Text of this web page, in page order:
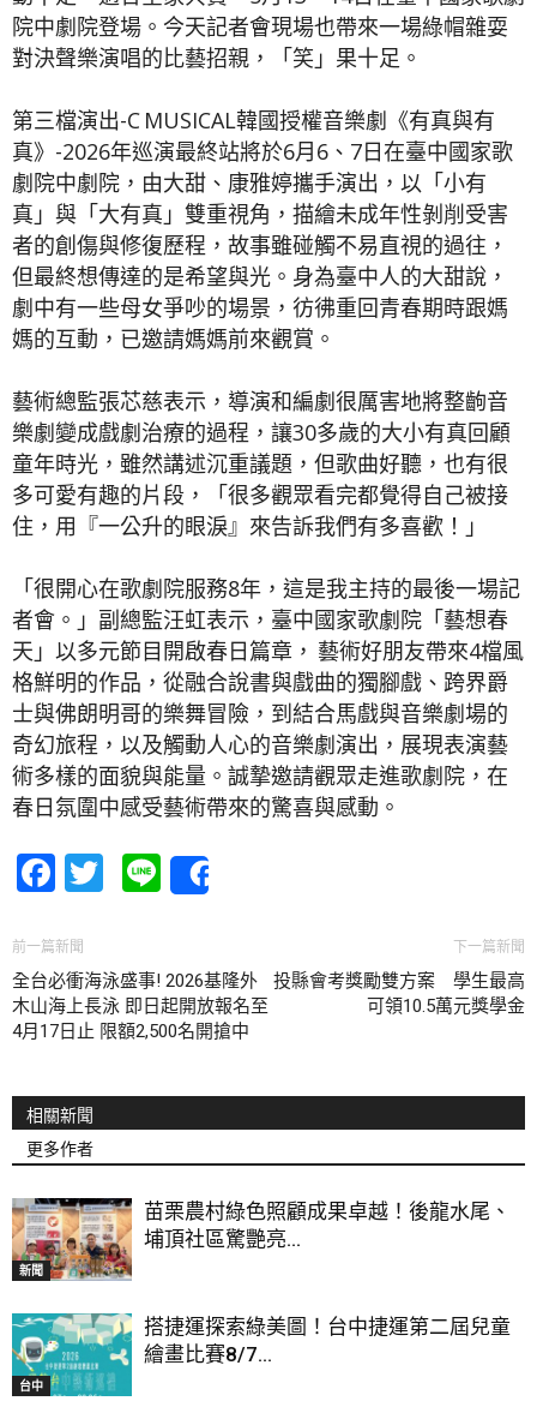
院中劇院登場。今天記者會現場也帶來一場綠帽雜耍
對決聲樂演唱的比藝招親，「笑」果十足。
第三檔演出-C MUSICAL韓國授權音樂劇《有真與有
真》-2026年巡演最終站將於6月6、7日在臺中國家歌
劇院中劇院，由大甜、康雅婷攜手演出，以「小有
真」與「大有真」雙重視角，描繪未成年性剝削受害
者的創傷與修復歷程，故事雖碰觸不易直視的過往，
但最終想傳達的是希望與光。身為臺中人的大甜說，
劇中有一些母女爭吵的場景，彷彿重回青春期時跟媽
媽的互動，已邀請媽媽前來觀賞。
藝術總監張芯慈表示，導演和編劇很厲害地將整齣音
樂劇變成戲劇治療的過程，讓30多歲的大小有真回顧
童年時光，雖然講述沉重議題，但歌曲好聽，也有很
多可愛有趣的片段，「很多觀眾看完都覺得自己被接
住，用『一公升的眼淚』來告訴我們有多喜歡！」
「很開心在歌劇院服務8年，這是我主持的最後一場記
者會。」副總監汪虹表示，臺中國家歌劇院「藝想春
天」以多元節目開啟春日篇章， 藝術好朋友帶來4檔風
格鮮明的作品，從融合說書與戲曲的獨腳戲、跨界爵
士與佛朗明哥的樂舞冒險，到結合馬戲與音樂劇場的
奇幻旅程，以及觸動人心的音樂劇演出，展現表演藝
術多樣的面貌與能量。誠摯邀請觀眾走進歌劇院，在
春日氛圍中感受藝術帶來的驚喜與感動。
Facebook
Twitter
Line
前一篇新聞
全台必衝海泳盛事! 2026基隆外
木山海上長泳 即日起開放報名至
4月17日止 限額2,500名開搶中
下一篇新聞
投縣會考獎勵雙方案 學生最高
可領10.5萬元獎學金
相關新聞
更多作者
新聞
苗栗農村綠色照顧成果卓越！後龍水尾、
埔頂社區驚艷亮...
台中
搭捷運探索綠美圖！台中捷運第二屆兒童
繪畫比賽8/7...